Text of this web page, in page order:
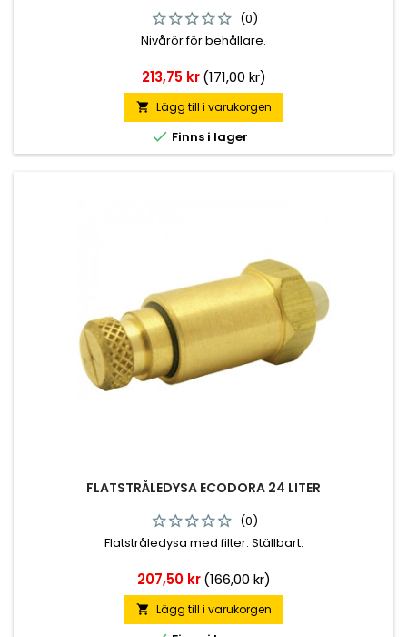
(0)
Nivårör för behållare.
Pris
213,75 kr (171,00 kr)
 Lägg till i varukorgen
 Finns i lager
FLATSTRÅLEDYSA ECODORA 24 LITER
(0)
Flatstråledysa med filter. Ställbart.
Pris
207,50 kr (166,00 kr)
 Lägg till i varukorgen